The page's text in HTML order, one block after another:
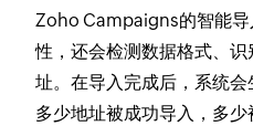
Zoho Campaigns的智能导
性，还会检测数据格式、
址。在导入完成后，系统
多少地址被成功导入，多